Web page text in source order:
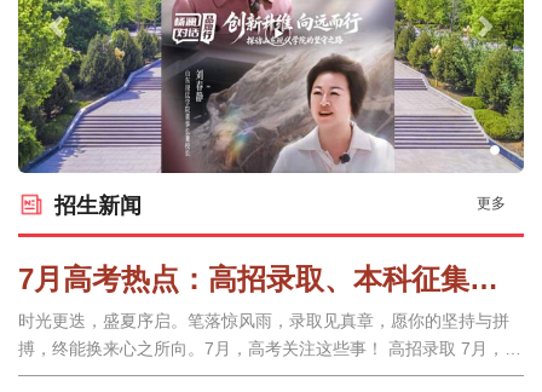
招生新闻 更多
7月高考热点：高招录取、本科征集志愿、专科志愿填报、高校寄送录取通知书
时光更迭，盛夏序启。笔落惊风雨，录取见真章，愿你的坚持与拼
搏，终能换来心之所向。7月，高考关注这些事！ 高招录取 7月，各
省市高招录取陆续开始，具体时间请查询2026年各省市录取日程。